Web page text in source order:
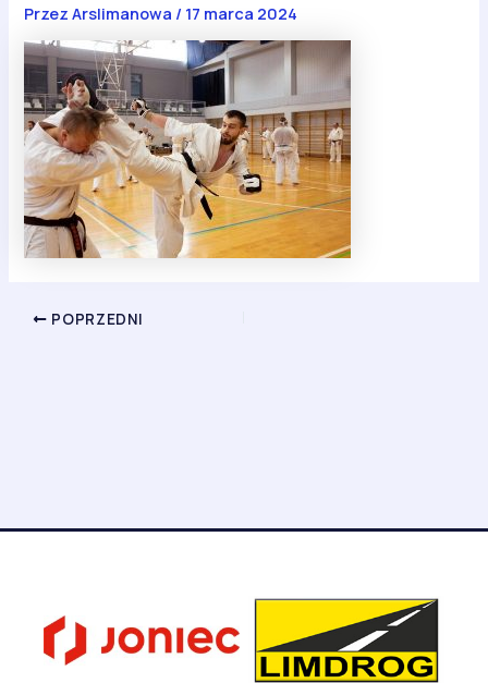
PrzezArslimanowa / 17 marca 2024
POPRZEDNI